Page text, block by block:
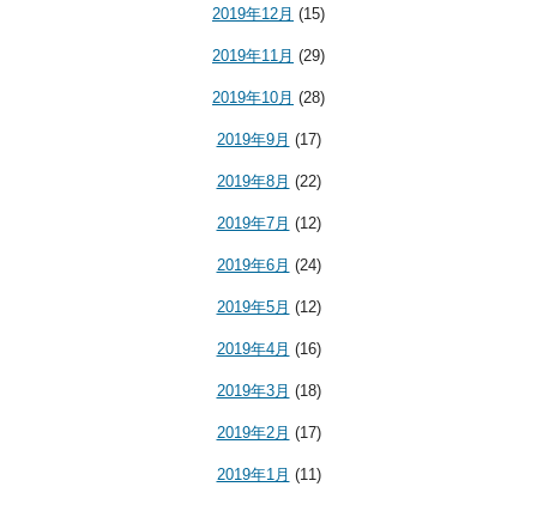
2019年12月 (15)
2019年11月 (29)
2019年10月 (28)
2019年9月 (17)
2019年8月 (22)
2019年7月 (12)
2019年6月 (24)
2019年5月 (12)
2019年4月 (16)
2019年3月 (18)
2019年2月 (17)
2019年1月 (11)